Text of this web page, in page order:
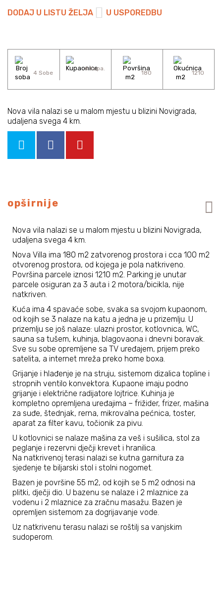
DODAJ U LISTU ŽELJA U USPOREDBU
4 Sobe
4 Kupa.
180 1210
Nova vila nalazi se u malom mjestu u blizini Novigrada,
udaljena svega 4 km.
opširnije
Nova vila nalazi se u malom mjestu u blizini Novigrada,
udaljena svega 4 km.
Nova Villa ima 180 m2 zatvorenog prostora i cca 100 m2
otvorenog prostora, od kojega je pola natkriveno.
Površina parcele iznosi 1210 m2. Parking je unutar
parcele osiguran za 3 auta i 2 motora/bicikla, nije
natkriven.
Kuća ima 4 spavaće sobe, svaka sa svojom kupaonom,
od kojih se 3 nalaze na katu a jedna je u prizemlju. U
prizemlju se još nalaze: ulazni prostor, kotlovnica, WC,
sauna sa tušem, kuhinja, blagovaona i dnevni boravak.
Sve su sobe opremljene sa TV uređajem, prijem preko
satelita, a internet mreža preko home boxa.
Grijanje i hlađenje je na struju, sistemom dizalica topline i
stropnih ventilo konvektora. Kupaone imaju podno
grijanje i električne radijatore lojtrice. Kuhinja je
kompletno opremljena uređajima – frižider, frizer, mašina
za suđe, štednjak, rerna, mikrovalna pećnica, toster,
aparat za filter kavu, točionik za pivu.
U kotlovnici se nalaze mašina za veš i sušilica, stol za
peglanje i rezervni dječji krevet i hranilica.
Na natkrivenoj terasi nalazi se kutna garnitura za
sjedenje te biljarski stol i stolni nogomet.
Bazen je površine 55 m2, od kojih se 5 m2 odnosi na
plitki, dječji dio. U bazenu se nalaze i 2 mlaznice za
vodenu i 2 mlaznice za zračnu masažu. Bazen je
opremljen sistemom za dogrijavanje vode.
Uz natkrivenu terasu nalazi se roštilj sa vanjskim
sudoperom.